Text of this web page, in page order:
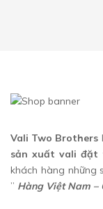
Vali Two Brothers
sản xuất vali đặt
khách hàng những
” Hàng Việt Nam –